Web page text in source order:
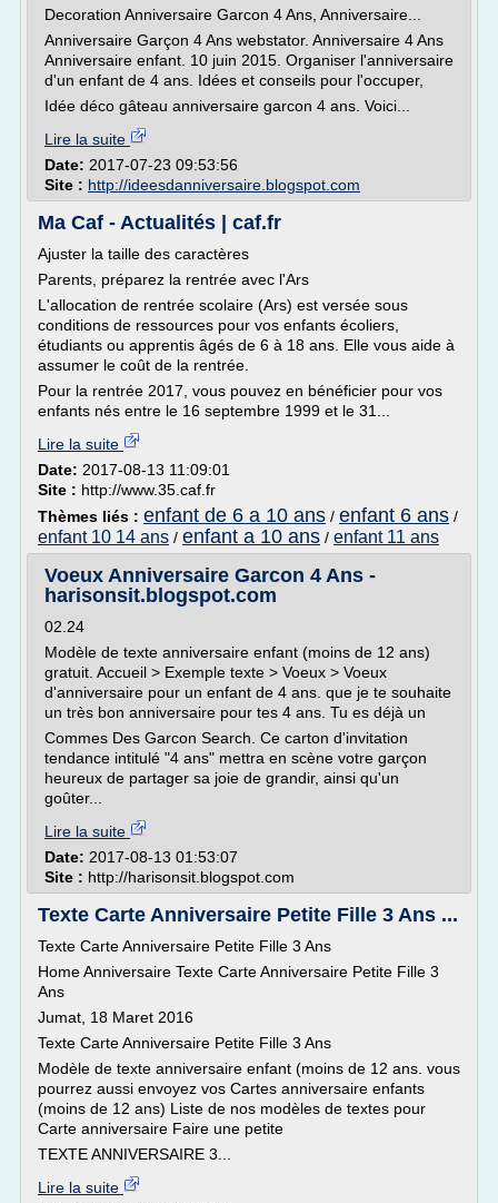
Decoration Anniversaire Garcon 4 Ans, Anniversaire...
Anniversaire Garçon 4 Ans webstator. Anniversaire 4 Ans
Anniversaire enfant. 10 juin 2015. Organiser l'anniversaire
d'un enfant de 4 ans. Idées et conseils pour l'occuper,
Idée déco gâteau anniversaire garcon 4 ans. Voici...
Lire la suite
Date: 2017-07-23 09:53:56
Site : http://ideesdanniversaire.blogspot.com
Ma Caf - Actualités | caf.fr
Ajuster la taille des caractères
Parents, préparez la rentrée avec l'Ars
L'allocation de rentrée scolaire (Ars) est versée sous
conditions de ressources pour vos enfants écoliers,
étudiants ou apprentis âgés de 6 à 18 ans. Elle vous aide à
assumer le coût de la rentrée.
Pour la rentrée 2017, vous pouvez en bénéficier pour vos
enfants nés entre le 16 septembre 1999 et le 31...
Lire la suite
Date: 2017-08-13 11:09:01
Site : http://www.35.caf.fr
Thèmes liés : enfant de 6 a 10 ans / enfant 6 ans /
enfant 10 14 ans / enfant a 10 ans / enfant 11 ans
Voeux Anniversaire Garcon 4 Ans -
harisonsit.blogspot.com
02.24
Modèle de texte anniversaire enfant (moins de 12 ans)
gratuit. Accueil > Exemple texte > Voeux > Voeux
d'anniversaire pour un enfant de 4 ans. que je te souhaite
un très bon anniversaire pour tes 4 ans. Tu es déjà un
Commes Des Garcon Search. Ce carton d'invitation
tendance intitulé "4 ans" mettra en scène votre garçon
heureux de partager sa joie de grandir, ainsi qu'un
goûter...
Lire la suite
Date: 2017-08-13 01:53:07
Site : http://harisonsit.blogspot.com
Texte Carte Anniversaire Petite Fille 3 Ans ...
Texte Carte Anniversaire Petite Fille 3 Ans
Home Anniversaire Texte Carte Anniversaire Petite Fille 3
Ans
Jumat, 18 Maret 2016
Texte Carte Anniversaire Petite Fille 3 Ans
Modèle de texte anniversaire enfant (moins de 12 ans. vous
pourrez aussi envoyez vos Cartes anniversaire enfants
(moins de 12 ans) Liste de nos modèles de textes pour
Carte anniversaire Faire une petite
TEXTE ANNIVERSAIRE 3...
Lire la suite